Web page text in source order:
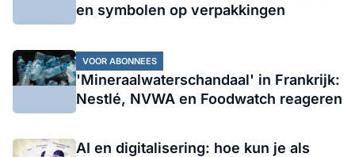
en symbolen op verpakkingen
VOOR ABONNEES
'Mineraalwaterschandaal' in Frankrijk:
Nestlé, NVWA en Foodwatch reageren
AI en digitalisering: hoe kun je als